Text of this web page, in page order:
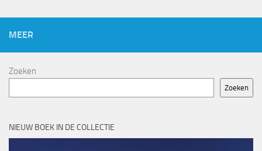
MEER
Zoeken
Zoeken
NIEUW BOEK IN DE COLLECTIE